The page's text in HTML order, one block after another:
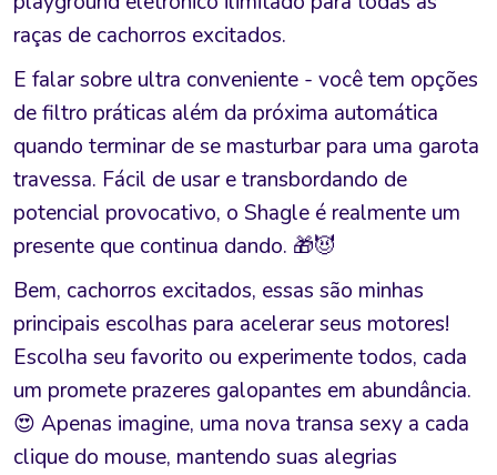
raças de cachorros excitados.
E falar sobre ultra conveniente - você tem opções
de filtro práticas além da próxima automática
quando terminar de se masturbar para uma garota
travessa. Fácil de usar e transbordando de
potencial provocativo, o Shagle é realmente um
presente que continua dando. 🎁😈
Bem, cachorros excitados, essas são minhas
principais escolhas para acelerar seus motores!
Escolha seu favorito ou experimente todos, cada
um promete prazeres galopantes em abundância.
😍 Apenas imagine, uma nova transa sexy a cada
clique do mouse, mantendo suas alegrias